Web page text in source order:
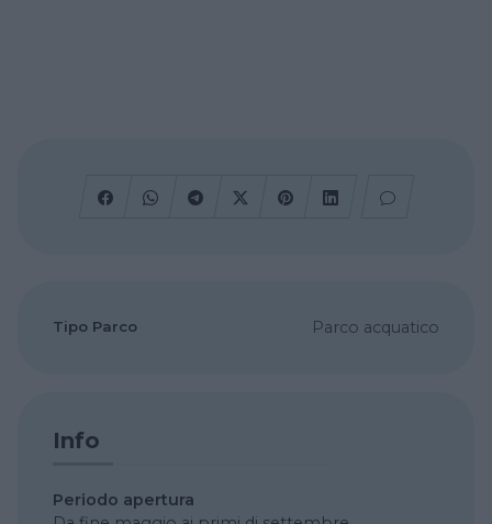
Tipo Parco Parco acquatico
Info
Periodo apertura